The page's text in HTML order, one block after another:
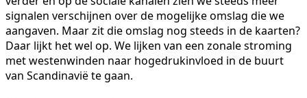
signalen verschijnen over de mogelijke omslag die we
aangaven. Maar zit die omslag nog steeds in de kaarten?
Daar lijkt het wel op. We lijken van een zonale stroming
met westenwinden naar hogedrukinvloed in de buurt
van Scandinavië te gaan.